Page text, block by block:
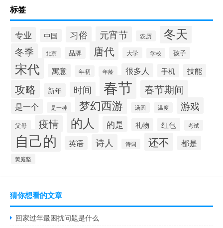
标签
专业 中国 习俗 元宵节 农历 冬天
冬季 北京 品牌 唐代 大学 学校 孩子
宋代 寓意 年初 年龄 很多人 手机 技能
攻略 新年 时间 春节 春节期间
是一个 是一种 梦幻西游 汤圆 温度 游戏
父母 疫情 的人 的是 礼物 红包 考试
自己的 英语 诗人 诗词 还不 都是
黄庭坚
猜你想看的文章
回家过年最困扰问题是什么